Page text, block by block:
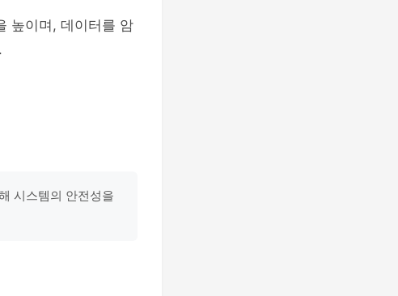
높이며, 데이터를 암
시스템의 안전성을